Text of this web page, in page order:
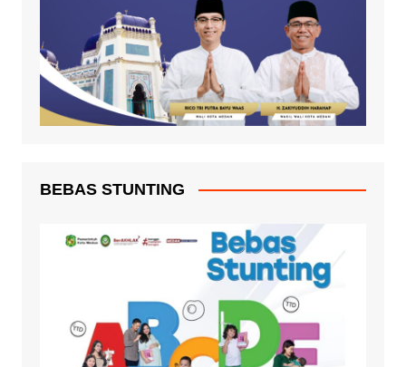
BEBAS STUNTING